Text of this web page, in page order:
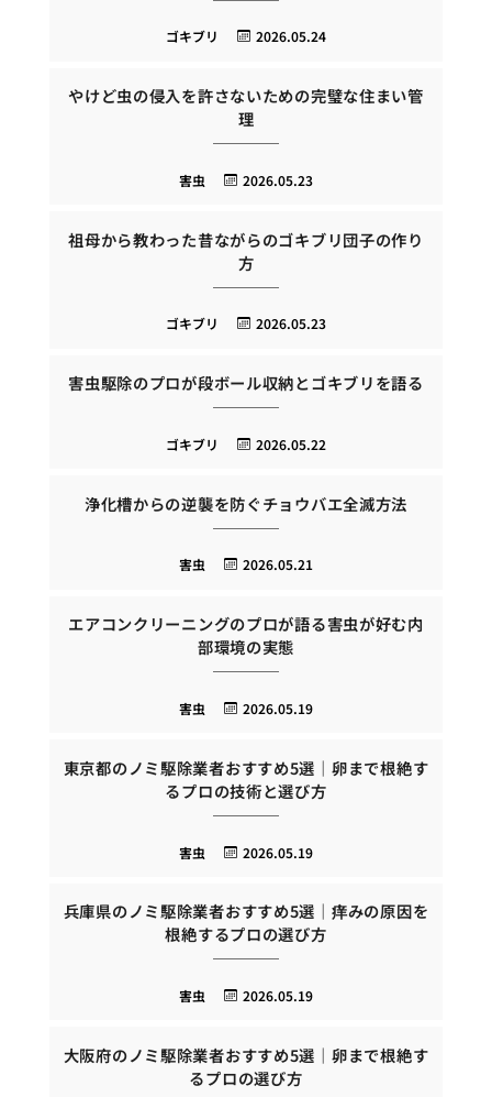
2026.05.24
ゴキブリ
やけど虫の侵入を許さないための完璧な住まい管
理
2026.05.23
害虫
祖母から教わった昔ながらのゴキブリ団子の作り
方
2026.05.23
ゴキブリ
害虫駆除のプロが段ボール収納とゴキブリを語る
2026.05.22
ゴキブリ
浄化槽からの逆襲を防ぐチョウバエ全滅方法
2026.05.21
害虫
エアコンクリーニングのプロが語る害虫が好む内
部環境の実態
2026.05.19
害虫
東京都のノミ駆除業者おすすめ5選｜卵まで根絶す
るプロの技術と選び方
2026.05.19
害虫
兵庫県のノミ駆除業者おすすめ5選｜痒みの原因を
根絶するプロの選び方
2026.05.19
害虫
大阪府のノミ駆除業者おすすめ5選｜卵まで根絶す
るプロの選び方